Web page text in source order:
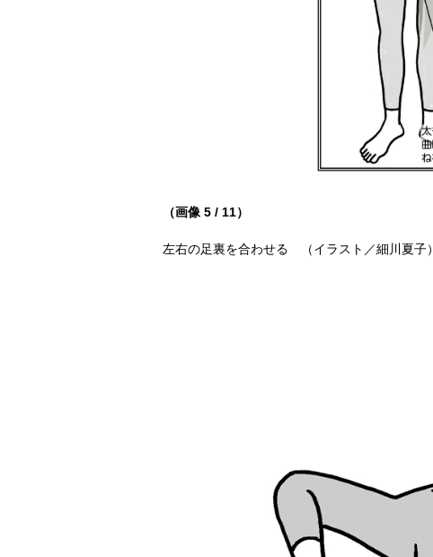
（画像 5 / 11）
左右の足裏を合わせる （イラスト／細川夏子）